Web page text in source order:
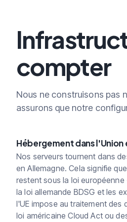
compter
Nous ne construisons pas
assurons que notre
Hébergement dans l'Union
Nos serveurs tournent dans
en Allemagne. Cela signifie
restent sous la loi européenne
la loi allemande BDSG et les
l'UE impose au traitement des
loi américaine Cloud Act ou